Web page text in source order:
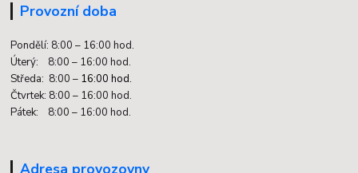
Provozní doba
Pondělí: 8:00 – 16:00 hod.
Úterý: 8:00 – 16:00 hod.
Středa: 8:00 – 16:00 hod.
Čtvrtek: 8:00 – 16:00 hod.
Pátek: 8:00 – 16:00 hod.
Adresa provozovny